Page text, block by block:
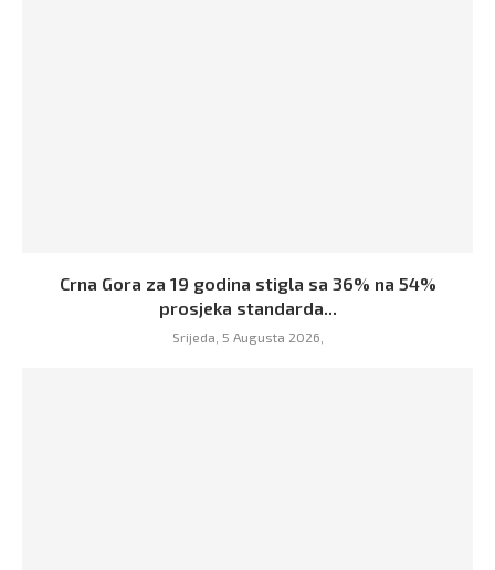
Crna Gora za 19 godina stigla sa 36% na 54%
prosjeka standarda...
Srijeda, 5 Augusta 2026,